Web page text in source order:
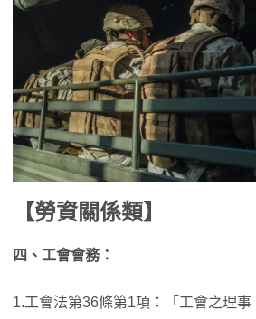
【勞資關係類】
四、工會會務：
1.工會法第36條第1項：「工會之理